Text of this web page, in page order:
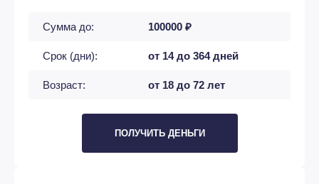
Сумма до: 100000 ₽
Срок (дни): от 14 до 364 дней
Возраст: от 18 до 72 лет
ПОЛУЧИТЬ ДЕНЬГИ